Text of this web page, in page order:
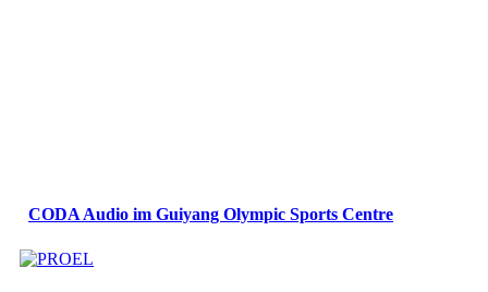
CODA Audio im Guiyang Olympic Sports Centre